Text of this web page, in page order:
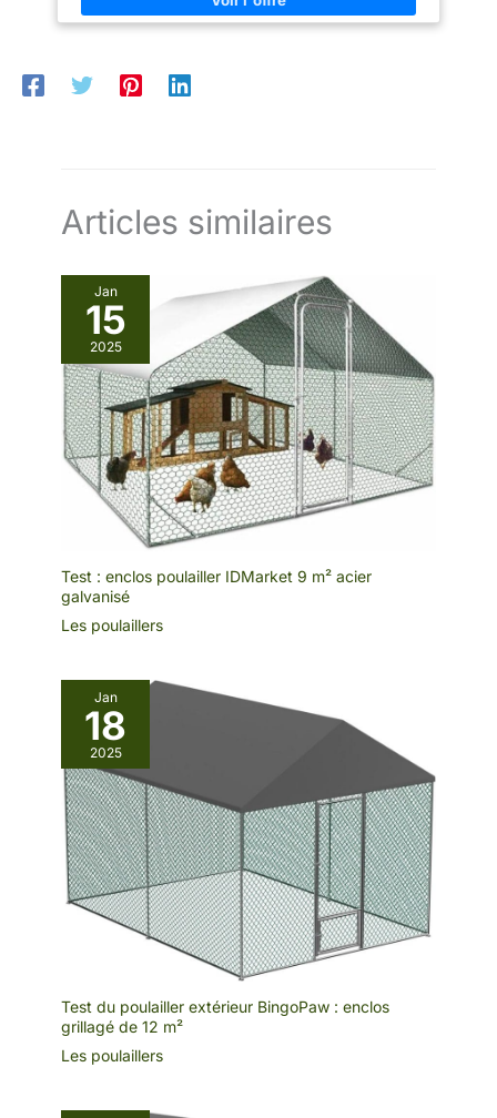
pour jouer et se
incluses, installation facile sur mur ou poteau à 45–50 cm de
pour les éleveurs exigeants.
Articles similaires
Jan
15
2025
Test : enclos poulailler IDMarket 9 m² acier
galvanisé
Les poulaillers
Jan
18
2025
Test du poulailler extérieur BingoPaw : enclos
grillagé de 12 m²
Les poulaillers